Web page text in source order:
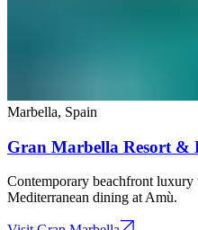
Marbella​​​​‌ ‍ ​‍​‍‌‍ ‌ ​‍‌‍‍‌‌‍‌ ‌‍‍‌‌‍ ‍​‍​‍​ ‍‍​‍​‍‌ ​ ‌‍​‌‌‍ ‍‌‍‍‌‌ ‌​‌ ‍‌​‍ ‍‌‍‍‌‌‍ ​‍​‍​‍ ​​‍​‍‌‍‍​‌ ​‍‌‍‌‌‌‍‌‍​‍​‍​ ‍‍​‍​‍‌‍‍​‌ ‌​‌ ‌​‌ ​​‌ ​ ​ ‍‍​‍ ​‍ ‌‍ ​​‍ ‌‌‍​‌‌‍ ‍‌‍‌​​‍ ‌‌ ​‍​‍ ‌‌‍‍​‌‍ ‌ ‌​‌‍‌‌‌‍ ​‌ ​ ​‍ ‌‌ ​ ‌ ‌​‌ ‌‌‌‍‌​‌‍‍‌‌‍ ​‍ ‍‌ ‌‍‌‍‌‌‌ ​‍‌‍​ ‌‍‌‌‌‍ ​​‍ ‍‌‍​‌‌ ​​‌ ​​​‍ ‌‍‍‌‌‍ ‍‌ ‌​‌‍‌‌‌‍ ‍‌ ‌​​‍ ‌‍‌‌‌‍‌​‌‍‍‌‌ ‌​​‍ ‌‍ ‌‌‍ ‌‍‌​‌‍‌‌​ ‌‌ ​​‌ ​‍‌‍‌‌‌ ​ ‌‍‌‌‌‍ ‍‌ ‌​‌‍​‌‌ ‌​‌‍‍‌‌‍ ‌‍ ‍​ ‍ ‌‍‍‌‌‍‌​​ ‌​ ‌‍‌‍‌​​ ‌‌​ ​‌​ ‌‍​ ‌‍​ ‍‌‌‍‌​​‍ ‌​ ‌‌‌‍​‍​ ​​‌‍‌​​‍ ‌​ ‌​​ ‌ ‌‍‌​‌‍​‌​‍ ‌‌‍​‌​ ​‌​ ​​​ ​​​‍ ‌​ ‍​‌‍‌‌‌‍​‌​ ‍​‌‍​ ​ ‌‌‌‍‌‌‌‍​‍​ ‍‌​ ​‌​ ​ ​ ‌ ​ ‍ ‌ ‌​‌ ‍‌‌ ​​‌‍‌‌​ ‌‌‍‍​‌‍ ‌ ‌​‌‍‌‌‌‍ ​​ ‍ ‌ ​​‌‍​‌‌ ‌​‌‍‍​​ ‌‌‍ ​‌‍ ‌‍​ ‌‍​‌‌ ‌​‌‍‍‌‌‍ ‌‍ ‍​ ‌‍​‍‌‍​‌‌ ​ ‌‍‌‌‌‌‌‌‌ ​‍‌‍ ​​ ‌‌‍‍​‌ ‌​‌ ‌​‌ ​​‌ ​ ​‍‌‌​ ​ ‌​​‌​‍‌‌​ ​‍‌​‌‍​‍‌‌​ ​‍‌​‌‍‌‍ ​​‍ ‌‌‍​‌‌‍ ‍‌‍‌​​‍ ‌‌ ​‍​‍ ‌‌‍‍​‌‍ ‌ ‌​‌‍‌‌‌‍ ​‌ ​ ​‍ ‌‌ ​ ‌ ‌​‌ ‌‌‌‍‌​‌‍‍‌‌‍ ​‍ ‍‌ ‌‍‌‍‌‌‌ ​‍‌‍​ ‌‍‌‌‌‍ ​​‍ ‍‌‍​‌‌ ​​‌ ​​​‍‌‍‌‍‍‌‌‍‌​​ ‌​ ‌‍‌‍‌​​ ‌‌​ ​‌​ ‌‍​ ‌‍​ ‍‌‌‍‌​​‍ ‌​ ‌‌‌‍​‍​ ​​‌‍‌​​‍ ‌​ ‌​​ ‌ ‌‍‌​‌‍​‌​‍ ‌‌‍​‌​ ​‌​ ​​​ ​​​‍ ‌​ ‍​‌‍‌‌‌‍​‌​ ‍​‌‍​ ​ ‌‌‌‍‌‌‌‍​‍​ ‍‌​ ​‌​ ​ ​ ‌ ​‍‌‍‌ ‌​‌ ‍‌‌ ​​‌‍‌‌​ ‌‌‍‍​‌‍ ‌ ‌​‌‍‌‌‌‍ ​​‍‌‍‌ ​​‌‍​‌‌ ‌​‌‍‍​​ ‌‌‍ ​‌‍ ‌‍​ ‌‍​‌‌ ‌​‌‍‍‌‌‍ ‌‍ ‍​‍‌‍‌ ​​‌‍‌‌‌ ​‍‌ ​ ‌ ​​‌‍‌‌‌‍​ ‌ ‌​‌‍‍‌‌ ‌‍‌‍‌‌​ ‌‌ ​​‌ ‌‌‌‍​‍‌‍ ​‌‍‍‌‌ ​ ‌‍‍​‌‍‌‌‌‍‌​​‍​‍‌ ‌, Spain​​​​‌ ‍ ​‍​‍‌‍ ‌ ​‍‌‍‍‌‌‍‌ ‌‍‍‌‌‍ ‍​‍​‍​ ‍‍​‍​‍‌ ​ ‌‍​‌‌‍ ‍‌‍‍‌‌ ‌​‌ ‍‌​‍ ‍‌‍‍‌‌‍ ​‍​‍​‍ ​​‍​‍‌‍‍​‌ ​‍‌‍‌‌‌‍‌‍​‍​‍​ ‍‍​‍​‍‌‍‍​‌ ‌​‌ ‌​‌ ​​‌ ​ ​ ‍‍​‍ ​‍ ‌‍ ​​‍ ‌‌‍​‌‌‍ ‍‌‍‌​​‍ ‌‌ ​‍​‍ ‌‌‍‍​‌‍ ‌ ‌​‌‍‌‌‌‍ ​‌ ​ ​‍ ‌‌ ​ ‌ ‌​‌ ‌‌‌‍‌​‌‍‍‌‌‍ ​‍ ‍‌ ‌‍‌‍‌‌‌ ​‍‌‍​ ‌‍‌‌‌‍ ​​‍ ‍‌‍​‌‌ ​​‌ ​​​‍ ‌‍‍‌‌‍ ‍‌ ‌​‌‍‌‌‌‍ ‍‌ ‌​​‍ ‌‍‌‌‌‍‌​‌‍‍‌‌ ‌​​‍ ‌‍ ‌‌‍ ‌‍‌​‌‍‌‌​ ‌‌ ​​‌ ​‍‌‍‌‌‌ ​ ‌‍‌‌‌‍ ‍‌ ‌​‌‍​‌‌ ‌​‌‍‍‌‌‍ ‌‍ ‍​ ‍ ‌‍‍‌‌‍‌​​ ‌​ ‌‌​ ‍‌​ ‌ ‌‍‌​​ ‌​​ ‌‌​ ‍‌‌‍‌‌​‍ ‌​ ‌​‌‍‌‍​ ‌​​ ‌‌​‍ ‌​ ‌​​ ‌‍​ ‌​​ ‍‌​‍ ‌‌‍​‍‌‍​‌​ ​ ​ ​‍​‍ ‌‌‍​‍​ ​‌‌‍‌‍​ ‌‍‌‍‌‌‌‍‌‌​ ‌ ‌‍​‍​ ​ ‌‍​ ​ ‌​‌‍​ ​ ‍ ‌ ‌​‌ ‍‌‌ ​​‌‍‌‌​ ‌‌‍​ ‌‍ ‌ ‌‌‌‍ ‍‌ ‌​‌ ​‍‌ ‍‌​ ‍ ‌ ​​‌‍​‌‌ ‌​‌‍‍​​ ‌‌ ‌​‌‍‍‌‌ ‌​‌‍ ​‌‍‌‌​ ‌‍​‍‌‍​‌‌ ​ ‌‍‌‌‌‌‌‌‌ ​‍‌‍ ​​ ‌‌‍‍​‌ ‌​‌ ‌​‌ ​​‌ ​ ​‍‌‌​ ​ ‌​​‌​‍‌‌​ ​‍‌​‌‍​‍‌‌​ ​‍‌​‌‍‌‍ ​​‍ ‌‌‍​‌‌‍ ‍‌‍‌​​‍ ‌‌ ​‍​‍ ‌‌‍‍​‌‍ ‌ ‌​‌‍‌‌‌‍ ​‌ ​ ​‍ ‌‌ ​ ‌ ‌​‌ ‌‌‌‍‌​‌‍‍‌‌‍ ​‍ ‍‌ ‌‍‌‍‌‌‌ ​‍‌‍​ ‌‍‌‌‌‍ ​​‍ ‍‌‍​‌‌ ​​‌ ​​​‍‌‍‌‍‍‌‌‍‌​​ ‌​ ‌‌​ ‍‌​ ‌ ‌‍‌​​ ‌​​ ‌‌​ ‍‌‌‍‌‌​‍ ‌​ ‌​‌‍‌‍​ ‌​​ ‌‌​‍ ‌​ ‌​​ ‌‍​ ‌​​ ‍‌​‍ ‌‌‍​‍‌‍​‌​ ​ ​ ​‍​‍ ‌‌‍​‍​ ​‌‌‍‌‍​ ‌‍‌‍‌‌‌‍‌‌​ ‌ ‌‍​‍​ ​ ‌‍​ ​ ‌​‌‍​ ​‍‌‍‌ ‌​‌ ‍‌‌ ​​‌‍‌‌​ ‌‌‍​ ‌‍ ‌ ‌‌‌‍ ‍‌ ‌​‌ ​‍‌ ‍‌​‍‌‍‌ ​​‌‍​‌‌ ‌​‌‍‍​​ ‌‌ ‌​‌‍‍‌‌ ‌​‌‍ ​‌‍‌‌​‍‌‍‌ ​​‌‍‌‌‌ ​‍‌ ​ ‌ ​​‌‍‌‌‌‍​ ‌ ‌​‌‍‍‌‌ ‌‍‌‍‌‌​ ‌‌ ​​‌ ‌‌‌‍​‍‌‍ ​‌‍‍‌‌ ​ ‌‍‍​‌‍‌‌‌‍‌​​‍​‍‌ ‌
Gran Marbella Resort & Beach Club​​​​‌
Contemporary beachfront luxury
Mediterranean dining at Amù.​​​​‌ ‍ ​‍​‍‌‍ ‌ ​‍‌‍‍‌‌‍‌ ‌‍‍‌‌‍ ‍​‍​‍​ ‍‍​‍​‍‌ ​ ‌‍​‌‌‍ ‍‌‍‍‌‌ ‌​‌ ‍‌​‍ ‍‌‍‍‌‌‍ ​‍​‍​‍ ​​‍​‍‌‍‍​‌ ​‍‌‍‌‌‌‍‌‍​‍​‍​ ‍‍​‍​‍‌‍‍​‌ ‌​‌ ‌​‌ ​​‌ ​ ​ ‍‍​‍ ​‍ ‌‍ ​​‍ ‌‌‍​‌‌‍ ‍‌‍‌​​‍ ‌‌ ​‍​‍ ‌‌‍‍​‌‍ ‌ ‌​‌‍‌‌‌‍ ​‌ ​ ​‍ ‌‌ ​ ‌ ‌​‌ ‌‌‌‍‌​‌‍‍‌‌‍ ​‍ ‍‌ ‌‍‌‍‌‌‌ ​‍‌‍​ ‌‍‌‌‌‍ ​​‍ ‍‌‍​‌‌ ​​‌ ​​​‍ ‌‍‍‌‌‍ ‍‌ ‌​‌‍‌‌‌‍ ‍‌ ‌​​‍ ‌‍‌‌‌‍‌​‌‍‍‌‌ ‌​​‍ ‌‍ ‌‌‍ ‌‍‌​‌‍‌‌​ ‌‌ ​​‌ ​‍‌‍‌‌‌ ​ ‌‍‌‌‌‍ ‍‌ ‌​‌‍​‌‌ ‌​‌‍‍‌‌‍ ‌‍ ‍​ ‍ ‌‍‍‌‌‍‌​​ ‌​ ‌‍‌‍‌​​ ‌‌​ ​‌​ ‌‍​ ‌‍​ ‍‌‌‍‌​​‍ ‌​ ‌‌‌‍​‍​ ​​‌‍‌​​‍ ‌​ ‌​​ ‌ ‌‍‌​‌‍​‌​‍ ‌‌‍​‌​ ​‌​ ​​​ ​​​‍ ‌​ ‍​‌‍‌‌‌‍​‌​ ‍​‌‍​ ​ ‌‌‌‍‌‌‌‍​‍​ ‍‌​ ​‌​ ​ ​ ‌ ​ ‍ ‌ ‌​‌ ‍‌‌ ​​‌‍‌‌​ ‌‌‍‍​‌‍ ‌ ‌​‌‍‌‌‌‍ ​​ ‍ ‌ ​​‌‍​‌‌ ‌​‌‍‍​​ ‌‌‍‌‌‌ ‍​‌‍​ ‌‍‌‌‌ ​‍‌ ​​‌ ‌​​ ‌‍​‍‌‍​‌‌ ​ ‌‍‌‌‌‌‌‌‌ ​‍‌‍ ​​ ‌‌‍‍​‌ ‌​‌ ‌​‌ ​​‌ ​ ​‍‌‌​ ​ ‌​​‌​‍‌‌​ ​‍‌​‌‍​‍‌‌​ ​‍‌​‌‍‌‍ ​​‍ ‌‌‍​‌‌‍ ‍‌‍‌​​‍ ‌‌ ​‍​‍ ‌‌‍‍​‌‍ ‌ ‌​‌‍‌‌‌‍ ​‌ ​ ​‍ ‌‌ ​ ‌ ‌​‌ ‌‌‌‍‌​‌‍‍‌‌‍ ​‍ ‍‌ ‌‍‌‍‌‌‌ ​‍‌‍​ ‌‍‌‌‌‍ ​​‍ ‍‌‍​‌‌ ​​‌ ​​​‍‌‍‌‍‍‌‌‍‌​​ ‌​ ‌‍‌‍‌​​ ‌‌​ ​‌​ ‌‍​ ‌‍​ ‍‌‌‍‌​​‍ ‌​ ‌‌‌‍​‍​ ​​‌‍‌​​‍ ‌​ ‌​​ ‌ ‌‍‌​‌‍​‌​‍ ‌‌‍​‌​ ​‌​ ​​​ ​​​‍ ‌​ ‍​‌‍‌‌‌‍​‌​ ‍​‌‍​ ​ ‌‌‌‍‌‌‌‍​‍​ ‍‌​ ​‌​ ​ ​ ‌ ​‍‌‍‌ ‌​‌ ‍‌‌ ​​‌‍‌‌​ ‌‌‍‍​‌‍ ‌ ‌​‌‍‌‌‌‍ ​​‍‌‍‌ ​​‌‍​‌‌ ‌​‌‍‍​​ ‌‌‍‌‌‌ ‍​‌‍​ ‌‍‌‌‌ ​‍‌ ​​‌ ‌​​‍‌‍‌ ​​‌‍‌‌‌ ​‍‌ ​ ‌ ​​‌‍‌‌‌‍​ ‌ ‌​‌‍‍‌‌ ‌‍‌‍‌‌​ ‌‌ ​​‌ ‌‌‌‍​‍‌‍ ​‌‍‍‌‌ ​ ‌‍‍​‌‍‌‌‌‍‌​​‍​‍‌ ‌